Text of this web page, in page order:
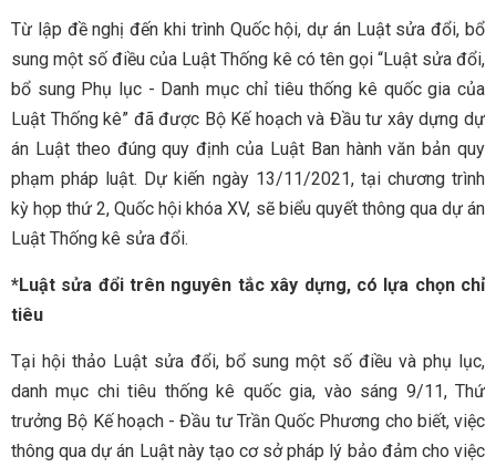
Từ lập đề nghị đến khi trình Quốc hội, dự án Luật sửa đổi, bổ
sung một số điều của Luật Thống kê có tên gọi “Luật sửa đổi,
bổ sung Phụ lục - Danh mục chỉ tiêu thống kê quốc gia của
Luật Thống kê” đã được Bộ Kế hoạch và Đầu tư xây dựng dự
án Luật theo đúng quy định của Luật Ban hành văn bản quy
phạm pháp luật. Dự kiến ngày 13/11/2021, tại chương trình
kỳ họp thứ 2, Quốc hội khóa XV, sẽ biểu quyết thông qua dự án
Luật Thống kê sửa đổi.
*Luật sửa đổi trên nguyên tắc xây dựng, có lựa chọn chỉ
tiêu
Tại hội thảo Luật sửa đổi, bổ sung một số điều và phụ lục,
danh mục chi tiêu thống kê quốc gia, vào sáng 9/11, Thứ
trưởng Bộ Kế hoạch - Đầu tư Trần Quốc Phương cho biết, việc
thông qua dự án Luật này tạo cơ sở pháp lý bảo đảm cho việc